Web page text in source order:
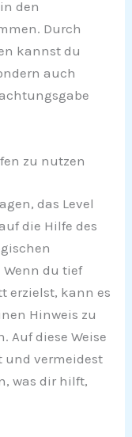
den
Durch
kannst du
auch
zu nutzen
das Level
die Hilfe des
du tief
erzielst, kann es
Hinweis zu
Auf diese Weise
und vermeidest
was dir hilft,